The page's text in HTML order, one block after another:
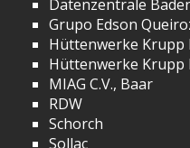
Datenzentrale
Grupo Edson
Hüttenwerke Krupp
Hüttenwerke Krupp
MIAG C.V., Baar
RDW
Schorch
Sollac